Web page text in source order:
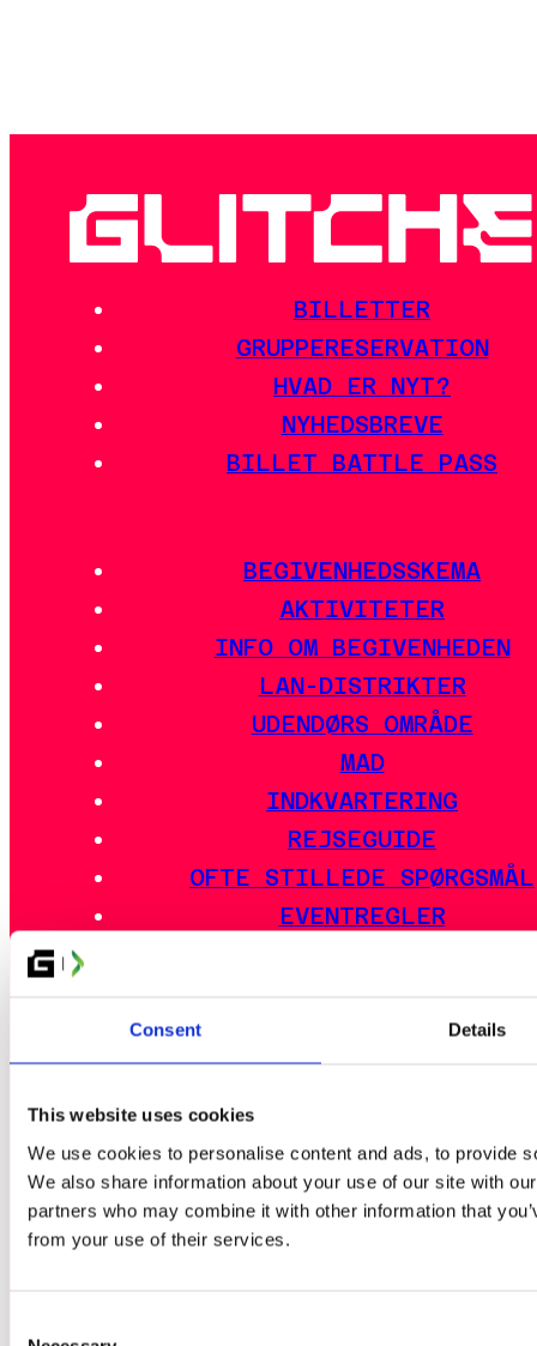
Consent Details
This website uses cookies
We use cookies to personalise content and ads, to provide
We also share information about your use of our site with
partners who may combine it with other information that
from your use of their services.
BILLETTER
GRUPPERESERVATION
HVAD ER NYT?
NYHEDSBREVE
BILLET BATTLE PASS
BEGIVENHEDSSKEMA
AKTIVITETER
INFO OM BEGIVENHEDEN
LAN-DISTRIKTER
UDENDØRS OMRÅDE
MAD
INDKVARTERING
REJSEGUIDE
OFTE STILLEDE SPØRGSMÅL
EVENTREGLER
GLITCHED KORTFESTIVAL